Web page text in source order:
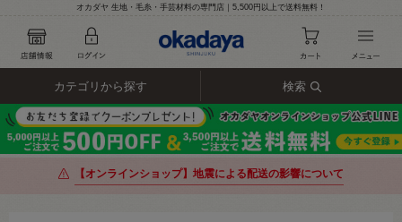
オカダヤ 生地・毛糸・手芸材料の専門店｜5,500円以上で送料無料！
カテゴリから探す 検索
【オンラインショップ】地震による配送の影響について